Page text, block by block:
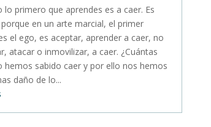
lo primero que aprendes es a caer. Es
en un arte marcial, el primer
el ego, es aceptar, aprender a caer, no
atacar o inmovilizar, a caer. ¿Cuántas
hemos sabido caer y por ello nos hemos
daño de lo...